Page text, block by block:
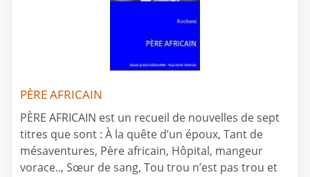
PÈRE AFRICAIN
PÈRE AFRICAIN est un recueil de nouvelles de sept
titres que sont : À la quête d’un époux, Tant de
mésaventures, Père africain, Hôpital, mangeur
vorace.., Sœur de sang, Tou trou n’est pas trou et